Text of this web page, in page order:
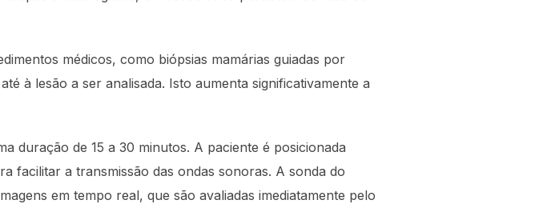
médicos, como biópsias mamárias guiadas por
à lesão a ser analisada. Isto aumenta significativamente a
duração de 15 a 30 minutos. A paciente é posicionada
facilitar a transmissão das ondas sonoras. A sonda do
em tempo real, que são avaliadas imediatamente pelo